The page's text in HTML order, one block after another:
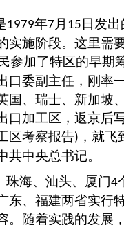
1979年7 月 15 日发
实施阶段。这里需
参加了特区的早期
口委副主任，刚率
国、瑞士、新加坡
口加工区，返京后
区考察报告) ，就飞
共中央总书记。
珠海、汕头、厦门4
东、福建两省实行
。随着实践的发展